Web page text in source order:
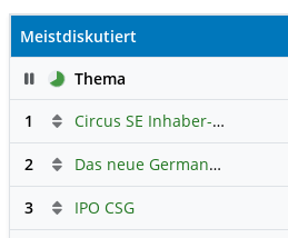
Meistdiskutiert
PauseThema
1
Circus SE Inhaber-Akt
2 Das neue Germany 40 Prognose Forum
3 IPO CSG